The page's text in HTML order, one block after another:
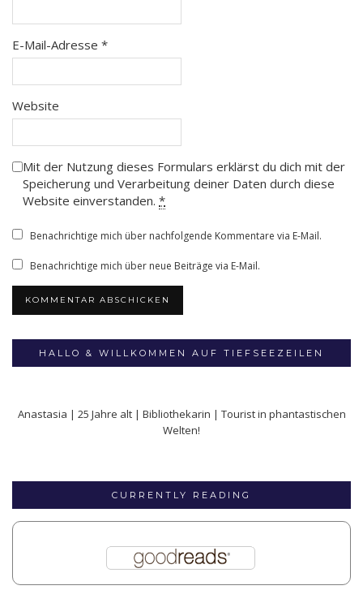
E-Mail-Adresse *
Website
Mit der Nutzung dieses Formulars erklärst du dich mit der
Speicherung und Verarbeitung deiner Daten durch diese
Website einverstanden. *
Benachrichtige mich über nachfolgende Kommentare via E-Mail.
Benachrichtige mich über neue Beiträge via E-Mail.
HALLO & WILLKOMMEN AUF TIEFSEEZEILEN
Anastasia | 25 Jahre alt | Bibliothekarin | Tourist in phantastischen
Welten!
CURRENTLY READING